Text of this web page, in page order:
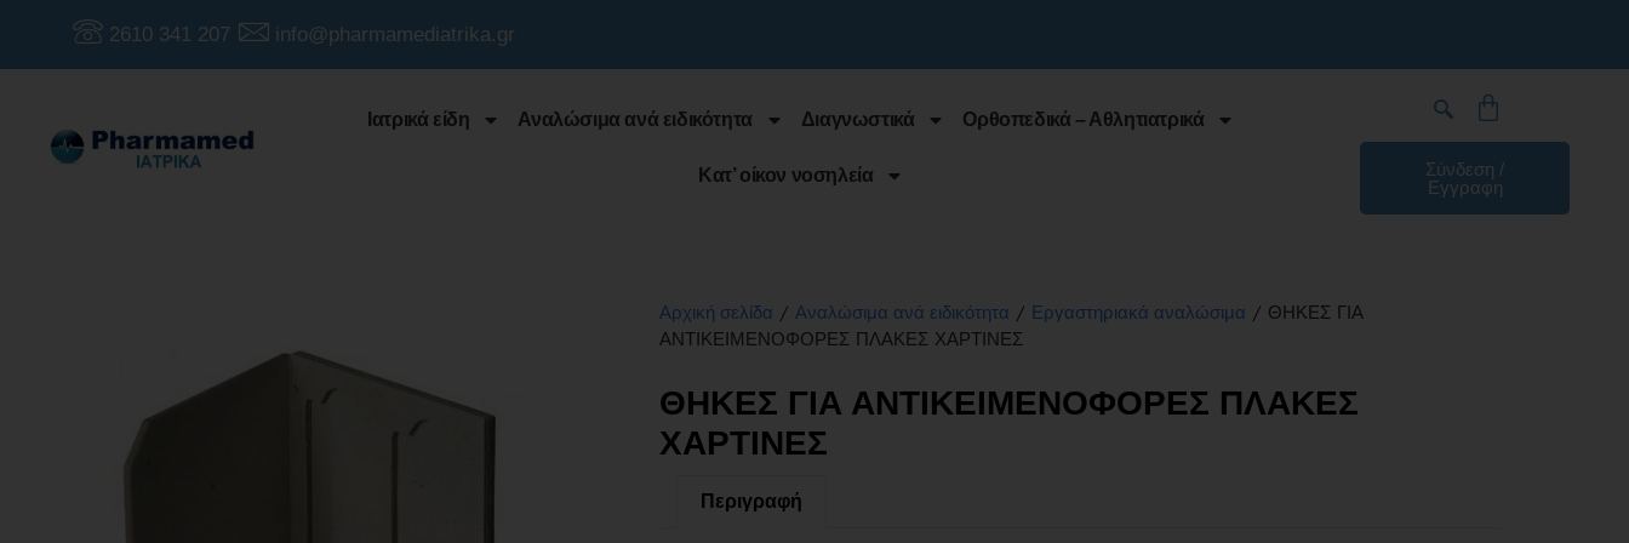
2610 341 207 info@pharmamediatrika.gr
Ιατρικά είδη Αναλώσιμα ανά ειδικότητα Διαγνωστικά Ορθοπεδικά – Αθλητιατρικά
Κατ’ οίκον νοσηλεία
Σύνδεση /
Εγγραφη
Αρχική σελίδα / Αναλώσιμα ανά ειδικότητα / Εργαστηριακά αναλώσιμα / ΘΗΚΕΣ ΓΙΑ
ΑΝΤΙΚΕΙΜΕΝΟΦΟΡΕΣ ΠΛΑΚΕΣ ΧΑΡΤΙΝΕΣ
ΘΗΚΕΣ ΓΙΑ ΑΝΤΙΚΕΙΜΕΝΟΦΟΡΕΣ ΠΛΑΚΕΣ
ΧΑΡΤΙΝΕΣ
Περιγραφή